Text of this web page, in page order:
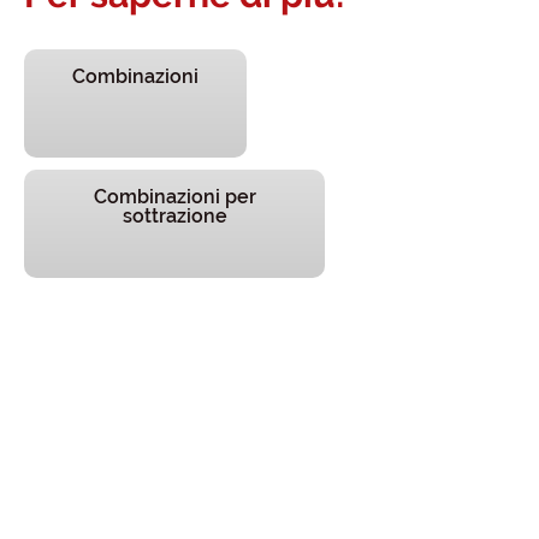
Combinazioni
Combinazioni per
sottrazione